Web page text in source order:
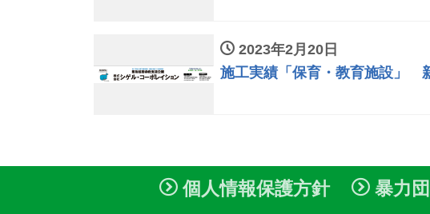
2023年2月20日
施工実績「保育・教育施設」
個人情報保護方針 暴力